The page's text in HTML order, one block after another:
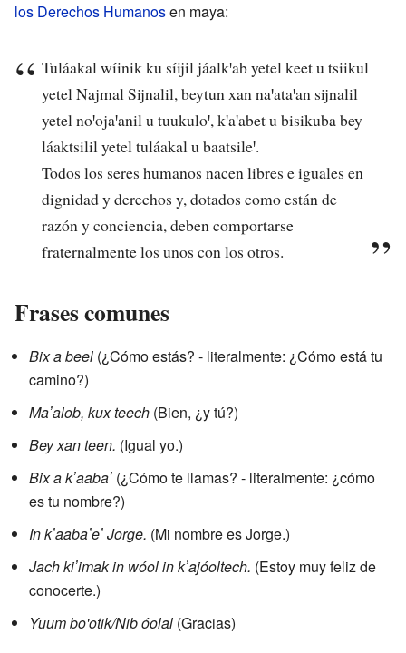
los Derechos Humanosen maya:
Tuláakal wíinik ku síijil jáalkꞌab yetel keet u tsiikul
yetel Najmal Sijnalil, beytun xan naꞌataꞌan sijnalil
yetel noꞌojaꞌanil u tuukuloꞌ, kꞌaꞌabet u bisikuba bey
láaktsilil yetel tuláakal u baatsileꞌ.
Todos los seres humanos nacen libres e iguales en
dignidad y derechos y, dotados como están de
razón y conciencia, deben comportarse
fraternalmente los unos con los otros.
Frases comunes
Bix a beel (¿Cómo estás? - literalmente: ¿Cómo está tu
camino?)
Maʼalob, kux teech (Bien, ¿y tú?)
Bey xan teen. (Igual yo.)
Bix a kʼaabaʼ (¿Cómo te llamas? - literalmente: ¿cómo
es tu nombre?)
In kʼaabaʼeʼ Jorge. (Mi nombre es Jorge.)
Jach kiʼimak in wóol in kʼajóoltech. (Estoy muy feliz de
conocerte.)
Yuum bo'otik/Nib óolal (Gracias)